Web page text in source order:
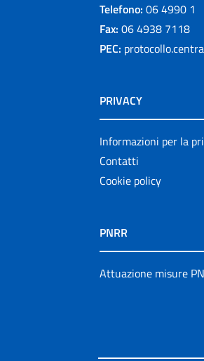
Telefono: 06 4990 1
Fax: 06 4938 7118
PEC:
PRIVACY
Informazioni per la
Contatti
Cookie policy
PNRR
Attuazione misure